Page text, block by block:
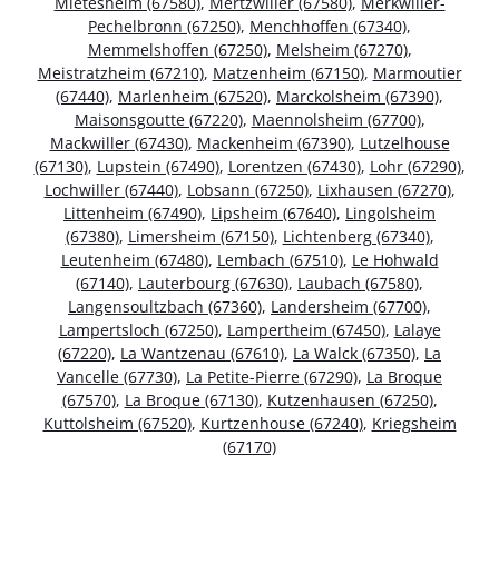
Pechelbronn (67250), Menchhoffen (67340),
Memmelshoffen (67250), Melsheim (67270),
Meistratzheim (67210), Matzenheim (67150), Marmoutier
(67440), Marlenheim (67520), Marckolsheim (67390),
Maisonsgoutte (67220), Maennolsheim (67700),
Mackwiller (67430), Mackenheim (67390), Lutzelhouse
(67130), Lupstein (67490), Lorentzen (67430), Lohr (67290),
Lochwiller (67440), Lobsann (67250), Lixhausen (67270),
Littenheim (67490), Lipsheim (67640), Lingolsheim
(67380), Limersheim (67150), Lichtenberg (67340),
Leutenheim (67480), Lembach (67510), Le Hohwald
(67140), Lauterbourg (67630), Laubach (67580),
Langensoultzbach (67360), Landersheim (67700),
Lampertsloch (67250), Lampertheim (67450), Lalaye
(67220), La Wantzenau (67610), La Walck (67350), La
Vancelle (67730), La Petite-Pierre (67290), La Broque
(67570), La Broque (67130), Kutzenhausen (67250),
Kuttolsheim (67520), Kurtzenhouse (67240), Kriegsheim
(67170)